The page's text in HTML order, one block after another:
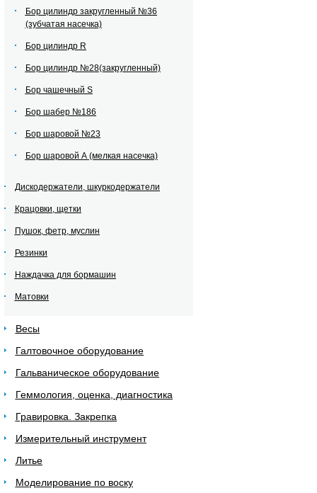
Бор цилиндр закругленный №36
(зубчатая насечка)
Бор цилиндр R
Бор цилиндр №28(закругленный)
Бор чашечный S
Бор шабер №186
Бор шаровой №23
Бор шаровой А (мелкая насечка)
Дискодержатели, шкуркодержатели
Крацовки, щетки
Пушок, фетр, муслин
Резинки
Наждачка для бормашин
Матовки
Весы
Галтовочное оборудование
Гальваническое оборудование
Геммология, оценка, диагностика
Гравировка. Закрепка
Измерительный инструмент
Литье
Моделирование по воску